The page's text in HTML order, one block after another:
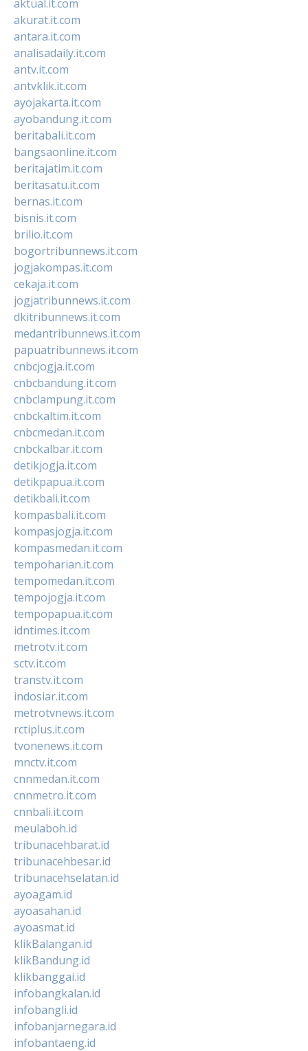
aktual.it.com
akurat.it.com
antara.it.com
analisadaily.it.com
antv.it.com
antvklik.it.com
ayojakarta.it.com
ayobandung.it.com
beritabali.it.com
bangsaonline.it.com
beritajatim.it.com
beritasatu.it.com
bernas.it.com
bisnis.it.com
brilio.it.com
bogortribunnews.it.com
jogjakompas.it.com
cekaja.it.com
jogjatribunnews.it.com
dkitribunnews.it.com
medantribunnews.it.com
papuatribunnews.it.com
cnbcjogja.it.com
cnbcbandung.it.com
cnbclampung.it.com
cnbckaltim.it.com
cnbcmedan.it.com
cnbckalbar.it.com
detikjogja.it.com
detikpapua.it.com
detikbali.it.com
kompasbali.it.com
kompasjogja.it.com
kompasmedan.it.com
tempoharian.it.com
tempomedan.it.com
tempojogja.it.com
tempopapua.it.com
idntimes.it.com
metrotv.it.com
sctv.it.com
transtv.it.com
indosiar.it.com
metrotvnews.it.com
rctiplus.it.com
tvonenews.it.com
mnctv.it.com
cnnmedan.it.com
cnnmetro.it.com
cnnbali.it.com
meulaboh.id
tribunacehbarat.id
tribunacehbesar.id
tribunacehselatan.id
ayoagam.id
ayoasahan.id
ayoasmat.id
klikBalangan.id
klikBandung.id
klikbanggai.id
infobangkalan.id
infobangli.id
infobanjarnegara.id
infobantaeng.id